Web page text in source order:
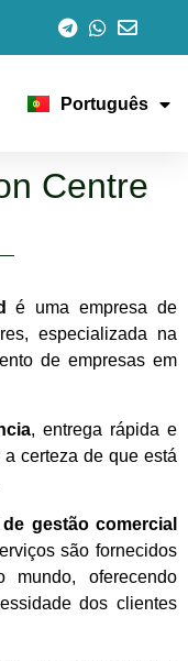
Português
English
Italiano
Deutsch
Centre
é uma empresa de
especializada na
de empresas em
, entrega rápida e
certeza de que está
gestão comercial
são fornecidos
oferecendo
dos clientes